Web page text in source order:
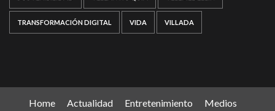
TRANSFORMACIÓN DIGITAL VIDA VILLADA
Home Actualidad Entretenimiento
Medios